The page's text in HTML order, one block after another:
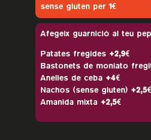
sense gluten per1€
Afegeix guarnició al teu
Patates fregides +2,9€
Bastonets de moniato
Anelles de ceba +4€
Nachos (sense gluten) +2,5€
Amanida mixta +2,5€